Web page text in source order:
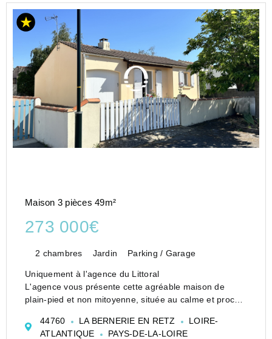
ACHAT
MAISON
LA-
LOIRE
LOIRE-
ATLANTIQUE
(44)
LA
BERNERIE
EN RETZ
(44760)
Maison 3 pièces 49m²
273 000€
2 chambres Jardin Parking / Garage
Uniquement à l'agence du Littoral
L'agence vous présente cette agréable maison de
plain-pied et non mitoyenne, située au calme et proche
Le salon séjour est chaleureux avec sa cheminée insert
44760 LA BERNERIE EN RETZ
LOIRE-
ATLANTIQUE
PAYS-DE-LA-LOIRE